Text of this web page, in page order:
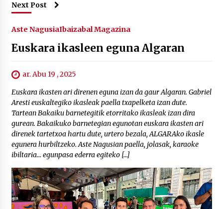
Next Post
Aste NagusiaIbaizabal Magazina
Euskara ikasleen eguna Algaran
ar. Abu 19 , 2025
Euskara ikasten ari direnen eguna izan da gaur Algaran. Gabriel
Aresti euskaltegiko ikasleak paella txapelketa izan dute.
Tartean Bakaiku barnetegitik etorritako ikasleak izan dira
gurean. Bakaikuko barnetegian egunotan euskara ikasten ari
direnek tartetxoa hartu dute, urtero bezala, ALGARAko ikasle
egunera hurbiltzeko. Aste Nagusian paella, jolasak, karaoke
ibiltaria… egunpasa ederra egiteko […]